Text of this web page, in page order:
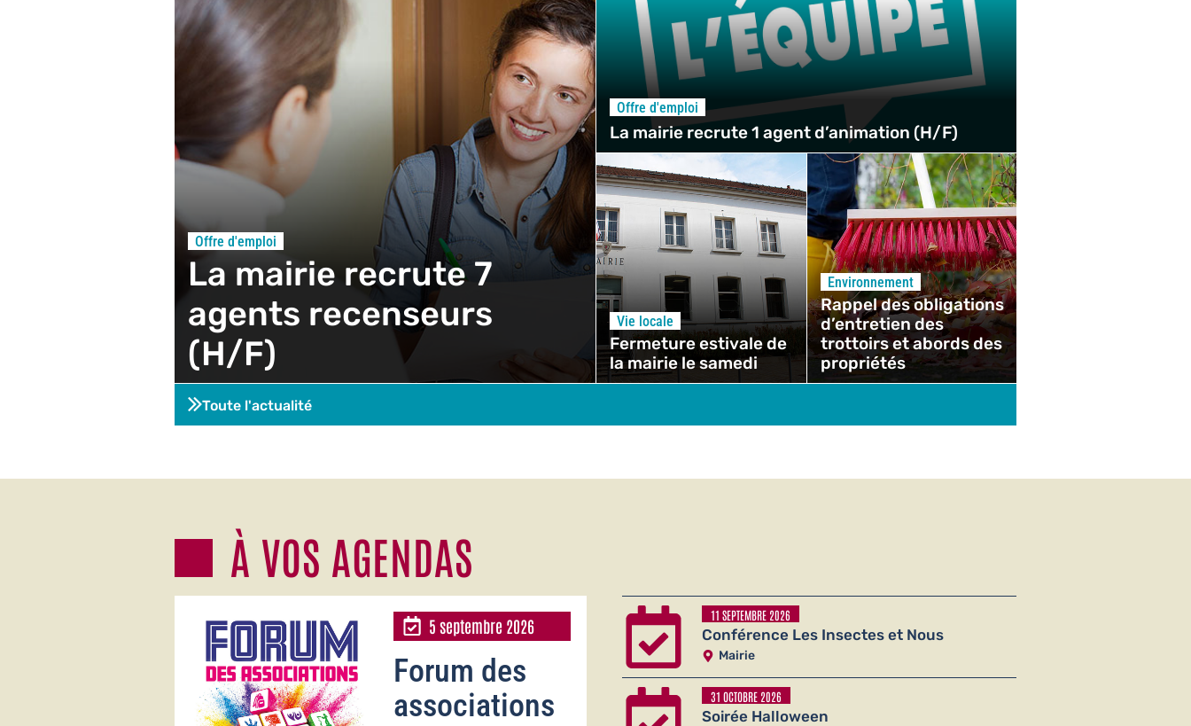
Offre d'emploi
La mairie recrute 7
agents recenseurs
(H/F)
Offre d'emploi
La mairie recrute 1 agent d’animation (H/F)
Vie locale
Fermeture estivale de
la mairie le samedi
Environnement
Rappel des obligations
d’entretien des
trottoirs et abords des
propriétés
Toute l'actualité
À VOS AGENDAS
5 septembre 2026
Forum des
associations
11 SEPTEMBRE 2026
Conférence Les Insectes et Nous
Mairie
31 OCTOBRE 2026
Soirée Halloween